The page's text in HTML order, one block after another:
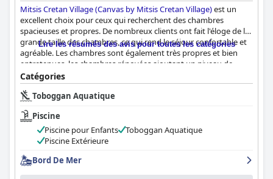
Mitsis Cretan Village (Canvas by Mitsis Cretan Village)est un
excellent choix pour ceux qui recherchent des chambres
spacieuses et propres. De nombreux clients ont fait l'éloge de la
grande taille des chambres, ce qui rend le séjour confortable et
agréable. Les chambres sont également très propres et bien
entretenues, les chambres rénovées ajoutant un niveau de
confort supplémentaire. Bien que certains clients aient noté que
certaines zones auraient besoin d'être rénovées, le consensus
général est positif. Toutefois, il convient de noter qu'il n'y a pas
de café ou de thé dans les chambres. En outre, certains clients
ont trouvé que le "Bungalow" était une chambre d'hôtel de
taille standard, sans rien de spécial. Dans l'ensemble, les avis
sont mitigés en ce qui concerne la qualité des chambres, mais si
séjour, le Mitsis Cretan Village (Canvas by Mitsis Cretan Village)
pourrait être un excellent choix.
Lire les résumés des avis pour toutes les catégories
Catégories
Toboggan Aquatique
Piscine
Piscine pour Enfants
Toboggan Aquatique
Piscine Extérieure
Bord De Mer